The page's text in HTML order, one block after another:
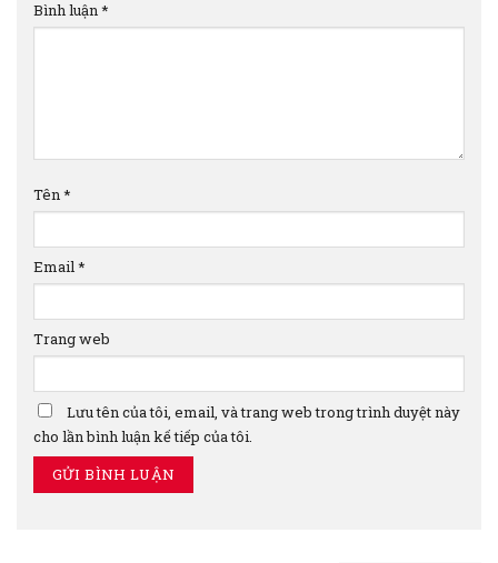
Bình luận*
Tên*
Email*
Trang web
Lưu tên của tôi, email, và trang web trong trình duyệt này
cho lần bình luận kế tiếp của tôi.